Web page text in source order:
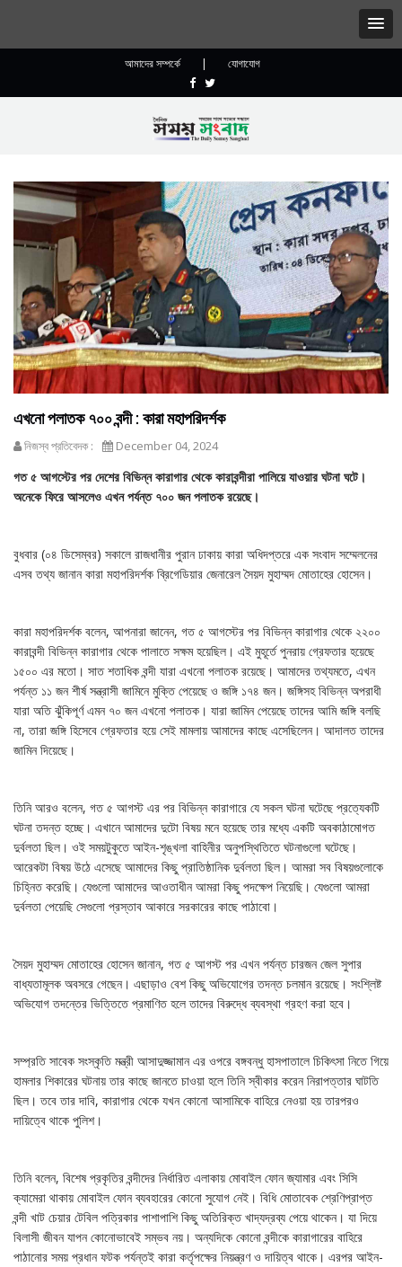
আমাদের সম্পর্কে | যোগাযোগ
এখনো পলাতক ৭০০ বন্দী : কারা মহাপরিদর্শক
নিজস্ব প্রতিবেদক : December 04, 2024
গত ৫ আগস্টের পর দেশের বিভিন্ন কারাগার থেকে কারাবন্দীরা পালিয়ে যাওয়ার ঘটনা ঘটে।
অনেকে ফিরে আসলেও এখন পর্যন্ত ৭০০ জন পলাতক রয়েছে।
বুধবার (০৪ ডিসেম্বর) সকালে রাজধানীর পুরান ঢাকায় কারা অধিদপ্তরে এক সংবাদ সম্মেলনের
এসব তথ্য জানান কারা মহাপরিদর্শক ব্রিগেডিয়ার জেনারেল সৈয়দ মুহাম্মদ মোতাহের হোসেন।
কারা মহাপরিদর্শক বলেন, আপনারা জানেন, গত ৫ আগস্টের পর বিভিন্ন কারাগার থেকে ২২০০
কারাবন্দী বিভিন্ন কারাগার থেকে পালাতে সক্ষম হয়েছিল। এই মুহূর্তে পুনরায় গ্রেফতার হয়েছে
১৫০০ এর মতো। সাত শতাধিক বন্দী যারা এখনো পলাতক রয়েছে। আমাদের তথ্যমতে, এখন
পর্যন্ত ১১ জন শীর্ষ সন্ত্রাসী জামিনে মুক্তি পেয়েছে ও জঙ্গি ১৭৪ জন। জঙ্গিসহ বিভিন্ন অপরাধী
যারা অতি ঝুঁকিপূর্ণ এমন ৭০ জন এখনো পলাতক। যারা জামিন পেয়েছে তাদের আমি জঙ্গি বলছি
না, তারা জঙ্গি হিসেবে গ্রেফতার হয়ে সেই মামলায় আমাদের কাছে এসেছিলেন। আদালত তাদের
জামিন দিয়েছে।
তিনি আরও বলেন, গত ৫ আগস্ট এর পর বিভিন্ন কারাগারে যে সকল ঘটনা ঘটেছে প্রত্যেকটি
ঘটনা তদন্ত হচ্ছে। এখানে আমাদের দুটো বিষয় মনে হয়েছে তার মধ্যে একটি অবকাঠামোগত
দুর্বলতা ছিল। ওই সময়টুকুতে আইন-শৃঙ্খলা বাহিনীর অনুপস্থিতিতে ঘটনাগুলো ঘটেছে।
আরেকটা বিষয় উঠে এসেছে আমাদের কিছু প্রাতিষ্ঠানিক দুর্বলতা ছিল। আমরা সব বিষয়গুলোকে
চিহ্নিত করেছি। যেগুলো আমাদের আওতাধীন আমরা কিছু পদক্ষেপ নিয়েছি। যেগুলো আমরা
দুর্বলতা পেয়েছি সেগুলো প্রস্তাব আকারে সরকারের কাছে পাঠাবো।
সৈয়দ মুহাম্মদ মোতাহের হোসেন জানান, গত ৫ আগস্ট পর এখন পর্যন্ত চারজন জেল সুপার
বাধ্যতামূলক অবসরে গেছেন। এছাড়াও বেশ কিছু অভিযোগের তদন্ত চলমান রয়েছে। সংশ্লিষ্ট
অভিযোগ তদন্তের ভিত্তিতে প্রমাণিত হলে তাদের বিরুদ্ধে ব্যবস্থা গ্রহণ করা হবে।
সম্প্রতি সাবেক সংস্কৃতি মন্ত্রী আসাদুজ্জামান এর ওপরে বঙ্গবন্ধু হাসপাতালে চিকিৎসা নিতে গিয়ে
হামলার শিকারের ঘটনায় তার কাছে জানতে চাওয়া হলে তিনি স্বীকার করেন নিরাপত্তার ঘাটতি
ছিল। তবে তার দাবি, কারাগার থেকে যখন কোনো আসামিকে বাহিরে নেওয়া হয় তারপরও
দায়িত্বে থাকে পুলিশ।
তিনি বলেন, বিশেষ প্রকৃতির বন্দীদের নির্ধারিত এলাকায় মোবাইল ফোন জ্যামার এবং সিসি
ক্যামেরা থাকায় মোবাইল ফোন ব্যবহারের কোনো সুযোগ নেই। বিধি মোতাবেক শ্রেণিপ্রাপ্ত
বন্দী খাট চেয়ার টেবিল পত্রিকার পাশাপাশি কিছু অতিরিক্ত খাদ্যদ্রব্য পেয়ে থাকেন। যা দিয়ে
বিলাসী জীবন যাপন কোনোভাবেই সম্ভব নয়। অন্যদিকে কোনো বন্দীকে কারাগারের বাহিরে
পাঠানোর সময় প্রধান ফটক পর্যন্তই কারা কর্তৃপক্ষের নিয়ন্ত্রণ ও দায়িত্ব থাকে। এরপর আইন-